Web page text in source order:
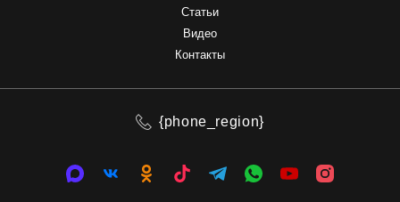
Статьи
Видео
Контакты
{phone_region}